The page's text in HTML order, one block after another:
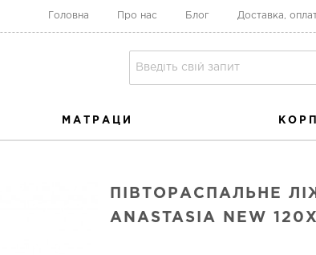
Головна Про нас Блог Доставка,
МАТРАЦИ
ПІВТОРАСПАЛЬНЕ
ANASTASIA NEW